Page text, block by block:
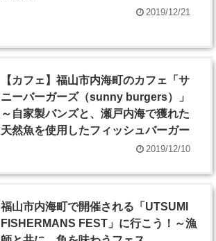
2019/12/21
【カフェ】福山市内海町のカフェ「サ
ニーバーガーズ（sunny burgers）」
～自家製バンズと、瀬戸内海で獲れた
天然魚を使用したフィッシュバーガー
2019/12/10
福山市内海町で開催される「UTSUMI
FISHERMANS FEST」に行こう！～漁